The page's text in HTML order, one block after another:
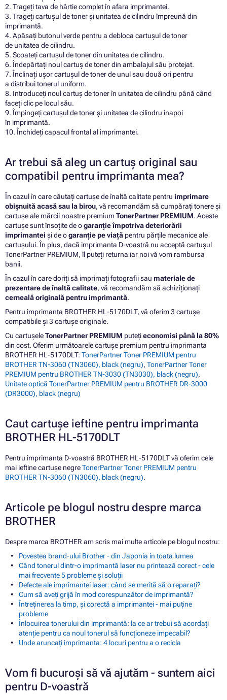
2. Trageți tava de hârtie complet în afara imprimantei.
3. Trageți cartușul de toner și unitatea de cilindru împreună din
imprimantă.
4. Apăsați butonul verde pentru a debloca cartușul de toner
de unitatea de cilindru.
5. Scoateți cartușul de toner din unitatea de cilindru.
6. Îndepărtați noul cartuș de toner din ambalajul său protejat.
7. Înclinați ușor cartușul de toner de unul sau două ori pentru
a distribui tonerul uniform.
8. Introduceți noul cartuș de toner în unitatea de cilindru până când
faceți clic pe locul său.
9. Împingeți cartușul de toner și unitatea de cilindru înapoi
în imprimantă.
10. Închideți capacul frontal al imprimantei.
Ar trebui să aleg un cartuș original sau
compatibil pentru imprimanta mea?
În cazul în care căutați cartușe de înaltă calitate pentru imprimare
obișnuită acasă sau la birou, vă recomandăm să cumpărați tonere și
cartușe ale mărcii noastre premiumTonerPartner PREMIUM. Aceste
cartușe sunt însoțite de ogaranție împotriva deteriorării
imprimantei și de ogaranție pe viață pentru părțile mecanice ale
cartușului. În plus, dacă imprimanta D-voastră nu acceptă cartușul
TonerPartner PREMIUM, îl puteți returna iar noi vă vom rambursa
banii.
În cazul în care doriți să imprimați fotografii sau materiale de
prezentare de înaltă calitate, vă recomandăm să achiziționați
cerneală originală pentru imprimantă.
Pentru imprimanta BROTHER HL-5170DLT, vă oferim 3 cartușe
compatibile și 3 cartușe originale.
Cu cartușeleTonerPartner PREMIUM putețieconomisi până la 80%
din cost. Oferim următoarele cartușe premium pentru imprimanta
BROTHER HL-5170DLT: TonerPartner Toner PREMIUM pentru
BROTHER TN-3060 (TN3060), black (negru), TonerPartner Toner
PREMIUM pentru BROTHER TN-3030 (TN3030), black (negru),
Unitate optică TonerPartner PREMIUM pentru BROTHER DR-3000
(DR3000), black (negru)
Caut cartușe ieftine pentru imprimanta
BROTHER HL-5170DLT
Pentru imprimanta D-voastră BROTHER HL-5170DLT vă oferim cele
mai ieftine cartușe negreTonerPartner Toner PREMIUM pentru
BROTHER TN-3060 (TN3060), black (negru).
Articole pe blogul nostru despre marca
BROTHER
Despre marca BROTHER am scris mai multe articole pe blogul nostru:
Povestea brand-ului Brother - din Japonia in toata lumea
Când tonerul dintr-o imprimantă laser nu printează corect - cele
mai frecvente 5 probleme și soluții
Defecte ale imprimantei laser: când se merită să o reparați?
Cum să aveți grijă în mod corespunzător de imprimantă?
Întreținerea la timp, și corectă a imprimantei - mai puține
probleme
Înlocuirea tonerului din imprimantă: la ce ar trebui să acordați
atenție pentru ca noul tonerul să funcționeze impecabil?
Unde aruncați imprimanta: 4 locuri pentru a o recicla
Vom fi bucuroși să vă ajutăm - suntem aici
pentru D-voastră